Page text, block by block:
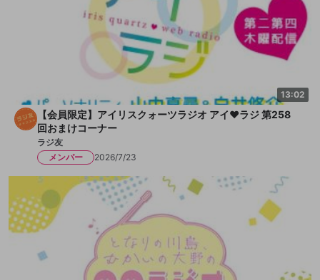
13:02
【会員限定】アイリスクォーツラジオ アイ♥ラジ 第258
回おまけコーナー
ラジ友
メンバー
2026/7/23
その他の問題